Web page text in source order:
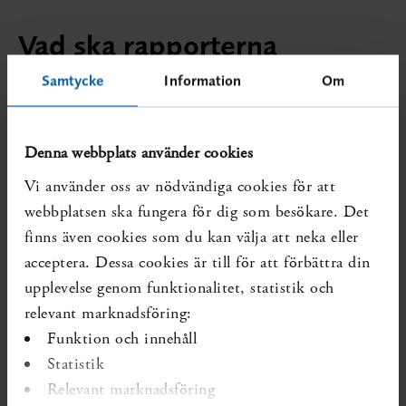
Samtycke Information Om
Denna webbplats använder cookies
Vi använder oss av nödvändiga cookies för att
webbplatsen ska fungera för dig som besökare. Det
finns även cookies som du kan välja att neka eller
acceptera. Dessa cookies är till för att förbättra din
upplevelse genom funktionalitet, statistik och
relevant marknadsföring:
Funktion och innehåll
Statistik
Relevant marknadsföring
Vad ska rapporterna
användas till?
och socialtjänst att arbeta bättre och att förstå vad
människor behöver.
Vi räknar ut hur de pengar som används i vården och
socialtjänsten kan göra allra mest nytta.
Vi berättar också vad forskarna behöver studera mera.
Vem betalar?
SBU är en statlig myndighet. Det innebär att pengarna vi
arbetar med kommer från skatter.